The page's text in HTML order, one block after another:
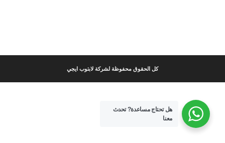
كل الحقوق محفوظة لشركة لابتوب ايجي
هل تحتاج مساعدة?تحدث
معنا